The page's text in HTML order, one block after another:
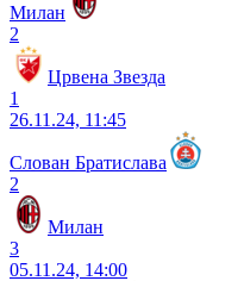
Милан
2
Црвена Звезда
1
26.11.24, 11:45
Слован Братислава
2
Милан
3
05.11.24, 14:00